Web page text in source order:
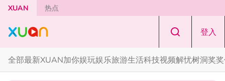
Skip to main content
XUAN 热点
登入
全部最新XUAN加你娱玩娱乐旅游生活科技视频解忧树洞奖